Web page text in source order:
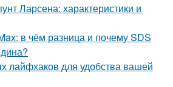
Ларсена: характеристики и
в чём разница и почему SDS
лайфхаков для удобства вашей